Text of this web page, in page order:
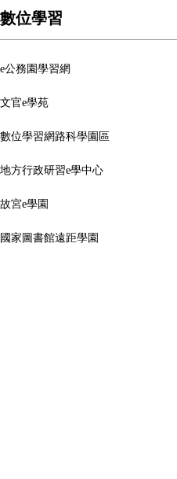
數位學習
e公務園學習網
文官e學苑
數位學習網路科學園區
地方行政研習e學中心
故宮e學園
國家圖書館遠距學園